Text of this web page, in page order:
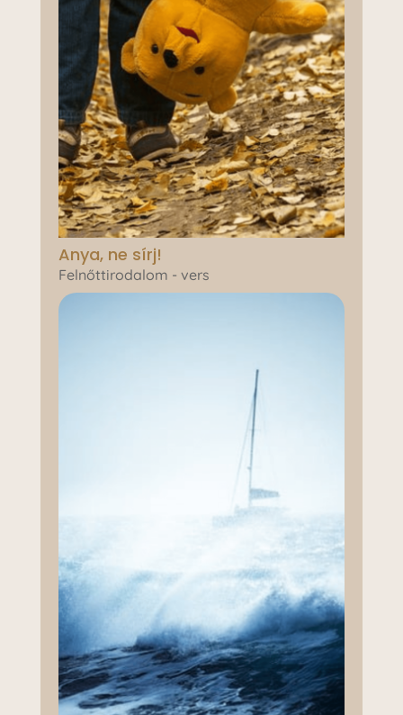
Anya, ne sírj!
Felnőttirodalom - vers